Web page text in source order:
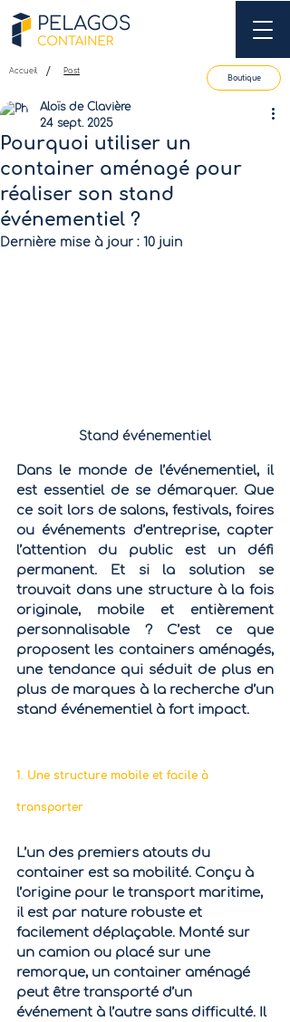
Accueil /
Post
Boutique
Pourquoi utiliser un
container aménagé pour
réaliser son stand
événementiel ?
Aloïs de Clavière
24 sept. 2025
Dernière mise à jour : 10 juin
Stand événementiel
Dans le monde de l’événementiel, il
est essentiel de se démarquer. Que
ce soit lors de salons, festivals, foires
ou événements d’entreprise, capter
l’attention du public est un défi
permanent. Et si la solution se
trouvait dans une structure à la fois
originale, mobile et entièrement
personnalisable ? C’est ce que
proposent les containers aménagés,
une tendance qui séduit de plus en
plus de marques à la recherche d’un
stand événementiel à fort impact.
1. Une structure mobile et facile à
transporter
L’un des premiers atouts du
container est sa mobilité. Conçu à
l’origine pour le transport maritime,
il est par nature robuste et
facilement déplaçable. Monté sur
un camion ou placé sur une
remorque, un container aménagé
peut être transporté d’un
événement à l’autre sans difficulté. Il